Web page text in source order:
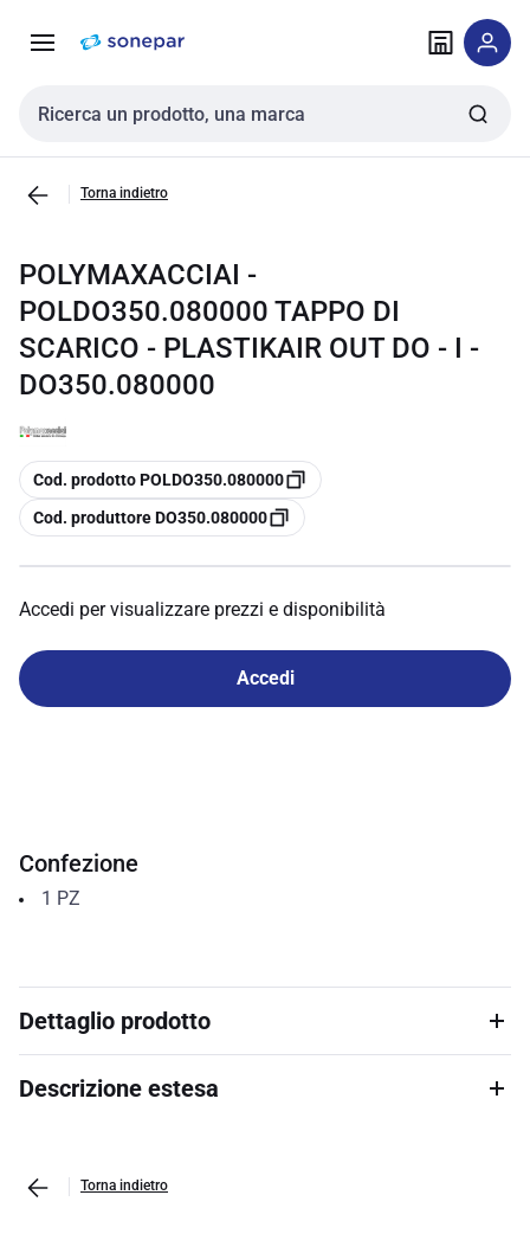
navigazione alla
Cerca input
Torna indietro
POLYMAXACCIAI -
POLDO350.080000 TAPPO DI
SCARICO - PLASTIKAIR OUT DO - I -
DO350.080000
copia
Cod. prodotto POLDO350.080000
copia
Cod. produttore DO350.080000
Accedi per visualizzare prezzi e disponibilità
Accedi
Confezione
1 PZ
Dettaglio prodotto
Descrizione estesa
Torna indietro